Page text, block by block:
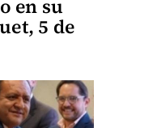
en su
5 de